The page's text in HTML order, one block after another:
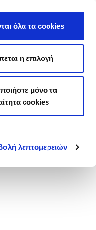
λεπτομερειών
όλα τα cookies
η επιλογή
μόνο τα
cookies